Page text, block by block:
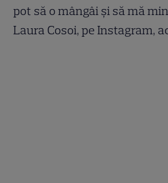
pot să o mângâi și să mă
Laura Cosoi, pe Instagram,